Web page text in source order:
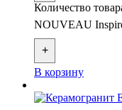
Количество
NOUVEAU
+
В корзину